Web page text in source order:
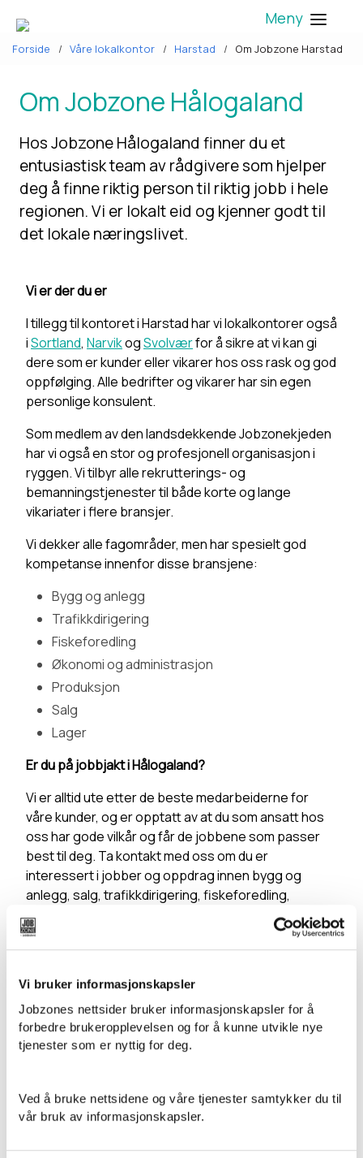
Vi bruker informasjonskapsler
Jobzones nettsider bruker informasjonskapsler for å
forbedre brukeropplevelsen og for å kunne utvikle nye
tjenester som er nyttig for deg.
Ved å bruke nettsidene og våre tjenester samtykker du til
vår bruk av informasjonskapsler.
Meny
Forside Våre lokalkontor Harstad Om Jobzone Harstad
Om Jobzone Hålogaland
Hos Jobzone Hålogaland finner du et
entusiastisk team av rådgivere som hjelper
deg å finne riktig person til riktig jobb i hele
regionen. Vi er lokalt eid og kjenner godt til
det lokale næringslivet.
Vi er der du er
I tillegg til kontoret i Harstad har vi lokalkontorer også
iSortland, NarvikogSvolværfor å sikre at vi kan gi
dere som er kunder eller vikarer hos oss rask og god
oppfølging. Alle bedrifter og vikarer har sin egen
personlige konsulent.
Som medlem av den landsdekkende Jobzonekjeden
har vi også en stor og profesjonell organisasjon i
ryggen. Vi tilbyr alle rekrutterings- og
bemanningstjenester til både korte og lange
vikariater i flere bransjer.
Vi dekker alle fagområder, men har spesielt god
kompetanse innenfor disse bransjene:
Bygg og anlegg
Trafikkdirigering
Fiskeforedling
Økonomi og administrasjon
Produksjon
Salg
Lager
Er du på jobbjakt i Hålogaland?
Vi er alltid ute etter de beste medarbeiderne for
våre kunder, og er opptatt av at du som ansatt hos
oss har gode vilkår og får de jobbene som passer
best til deg. Ta kontakt med oss om du er
interessert i jobber og oppdrag innen bygg og
anlegg, salg, trafikkdirigering, fiskeforedling,
økonomi, administrasjon, produksjon eller lager.
Engasjerte og tilgjengelige
Jobzone har en visjon om å være den beste
innebærer at Jobzone jobber tett mot dere som er
våre kunder og vikarer, og det at vi er til stede i ditt
lokalmiljø gjør at vi er lett tilgjengelige for deg
Trenger du hjelp til rekruttering eller bemanning,
eller ønsker du å jobbe som vikar hos oss? Send en
mail tilHarstad@jobzone.no,